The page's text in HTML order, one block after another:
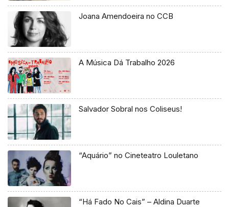
Joana Amendoeira no CCB
A Música Dá Trabalho 2026
Salvador Sobral nos Coliseus!
“Aquário” no Cineteatro Louletano
“Há Fado No Cais” – Aldina Duarte